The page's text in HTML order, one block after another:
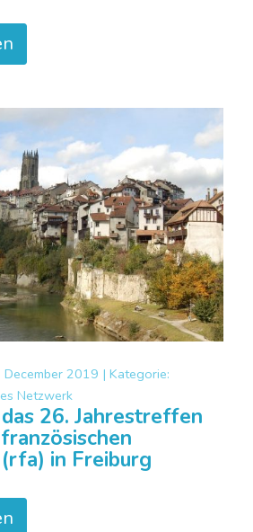
December 2019 | Kategorie:
Netzwerk
26. Jahrestreffen
in Freiburg